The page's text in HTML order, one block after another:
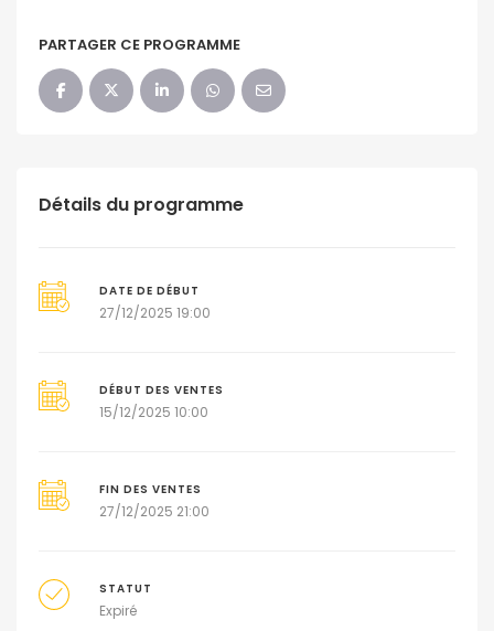
PARTAGER CE PROGRAMME
Détails du programme
DATE DE DÉBUT
27/12/2025 19:00
DÉBUT DES VENTES
15/12/2025 10:00
FIN DES VENTES
27/12/2025 21:00
STATUT
Expiré